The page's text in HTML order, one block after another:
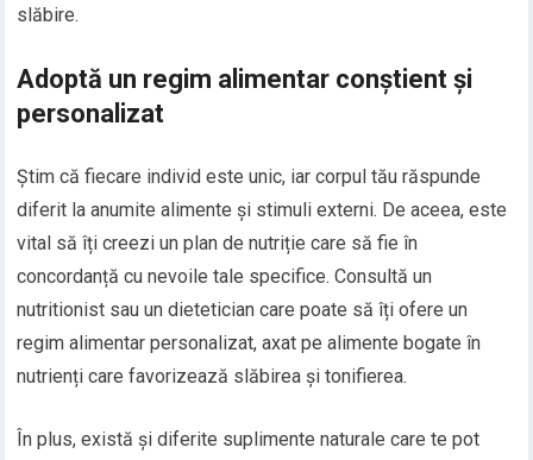
slăbire.
Adoptă un regim alimentar conștient și
personalizat
Știm că fiecare individ este unic, iar corpul tău răspunde
diferit la anumite alimente și stimuli externi. De aceea, este
vital să îți creezi un plan de nutriție care să fie în
concordanță cu nevoile tale specifice. Consultă un
nutritionist sau un dietetician care poate să îți ofere un
regim alimentar personalizat, axat pe alimente bogate în
nutrienți care favorizează slăbirea și tonifierea.
În plus, există și diferite suplimente naturale care te pot